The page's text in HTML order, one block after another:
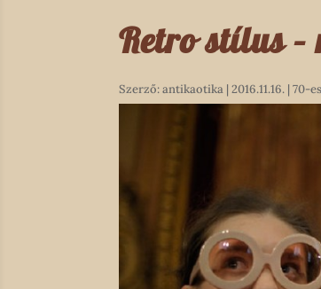
Retro stílus
Szerző:antikaotika |2016.11.16. |70-